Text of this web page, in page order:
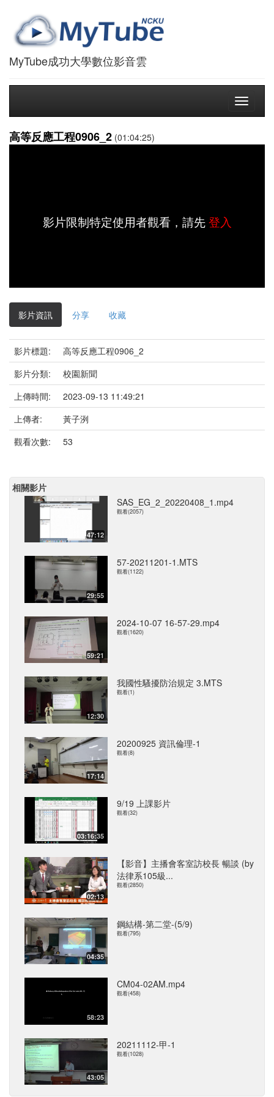
MyTube成功大學數位影音雲
Toggle
高等反應工程0906_2 (01:04:25)
影片限制特定使用者觀看，請先登入
影片資訊 分享 收藏
影片標題:
高等反應工程0906_2
影片分類:
校園新聞
上傳時間:
2023-09-13 11:49:21
上傳者:
黃子洌
觀看次數:
53
相關影片
47:12
SAS_EG_2_20220408_1.mp4
觀看(2057)
29:55
57-20211201-1.MTS
觀看(1122)
59:21
2024-10-07 16-57-29.mp4
觀看(1620)
12:30
我國性騷擾防治規定 3.MTS
觀看(1)
17:14
20200925 資訊倫理-1
觀看(8)
03:16:35
9/19 上課影片
觀看(32)
02:13
【影音】主播會客室訪校長 暢談 (by
法律系105級...
觀看(2850)
04:35
鋼結構-第二堂-(5/9)
觀看(795)
58:23
CM04-02AM.mp4
觀看(458)
43:05
20211112-甲-1
觀看(1028)